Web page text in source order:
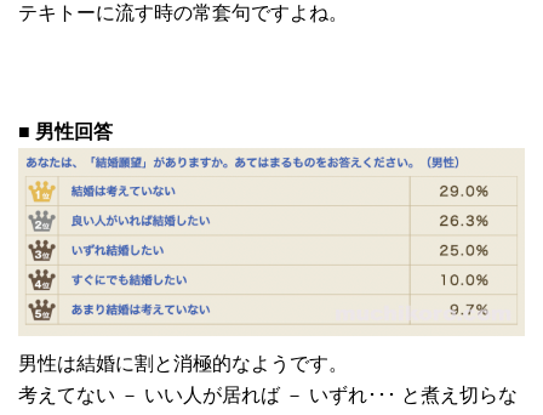
テキトーに流す時の常套句ですよね。
■ 男性回答
男性は結婚に割と消極的なようです。
考えてない － いい人が居れば － いずれ･･･ と煮え切らな